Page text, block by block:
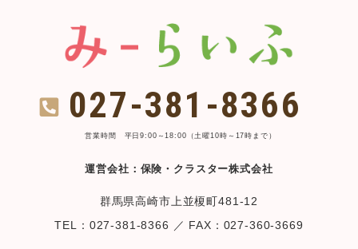
027-381-8366
営業時間 平日9:00～18:00（土曜10時～17時まで）
運営会社：保険・クラスター株式会社
群馬県高崎市上並榎町481-12
TEL：027-381-8366 ／ FAX：027-360-3669